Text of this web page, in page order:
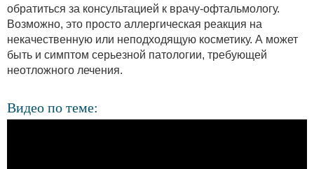
обратиться за консультацией к врачу-офтальмологу.
Возможно, это просто аллергическая реакция на
некачественную или неподходящую косметику. А может
быть и симптом серьезной патологии, требующей
неотложного лечения.
Видео по теме: